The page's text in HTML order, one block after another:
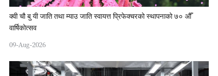
क्वी चौ बु यी जाति तथा म्याउ जाति स्वायत्त प्रिफेक्चरको स्थापनाको ७० औँ
वार्षिकोत्सव
09-Aug-2026